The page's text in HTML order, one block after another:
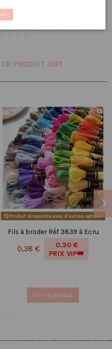
PRODUIT ONT
Produit disponible avec d'autres options
Fils à broder Réf 3839 à Ecru
0,38 €
0.30 €
PRIX VIP👑
Voir le produit